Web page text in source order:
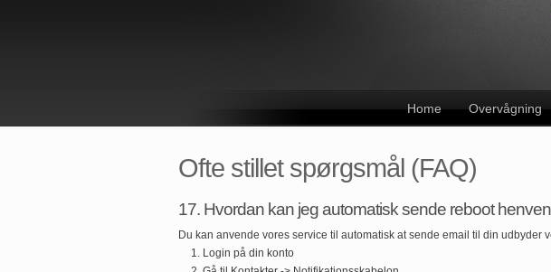
Home Overvågning
Ofte stillet spørgsmål (FAQ)
17. Hvordan kan jeg automatisk sende reboot
Du kan anvende vores service til automatisk at sende email til din
Login på din konto